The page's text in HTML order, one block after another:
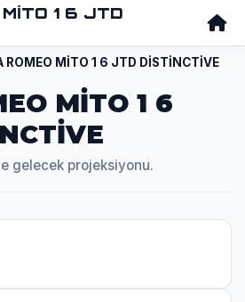
1 6 JTD
ROMEO MİTO 1 6 JTD DİSTİNCTİVE
MİTO 1 6
gelecek projeksiyonu.